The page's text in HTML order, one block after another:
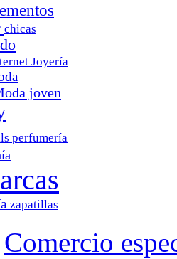
chicas
Joyería
joven
perfumería
zapatillas
Comercio